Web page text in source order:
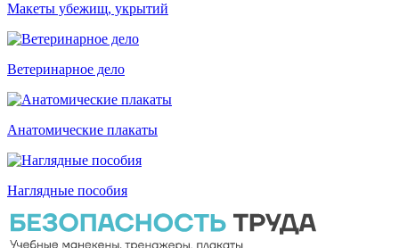
Макеты убежищ, укрытий
Ветеринарное дело
Анатомические плакаты
Наглядные пособия